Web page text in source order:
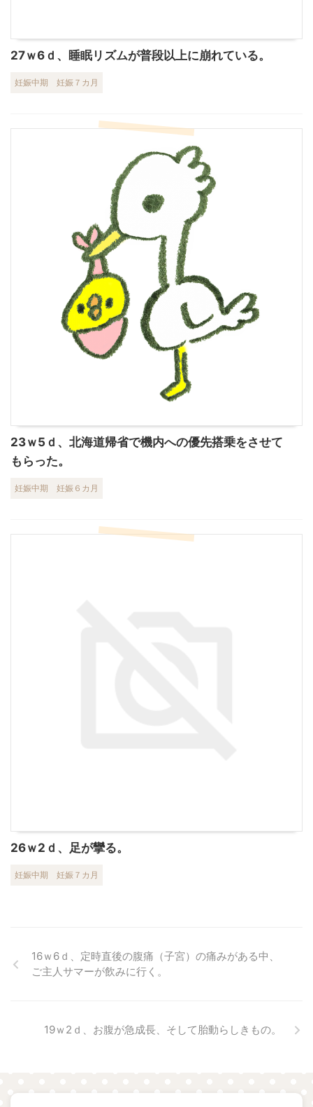
27ｗ6ｄ、睡眠リズムが普段以上に崩れている。
妊娠中期 妊娠７カ月
23ｗ5ｄ、北海道帰省で機内への優先搭乗をさせて
もらった。
妊娠中期 妊娠６カ月
26ｗ2ｄ、足が攣る。
妊娠中期 妊娠７カ月
16ｗ6ｄ、定時直後の腹痛（子宮）の痛みがある中、
ご主人サマーが飲みに行く。
19ｗ2ｄ、お腹が急成長、そして胎動らしきもの。